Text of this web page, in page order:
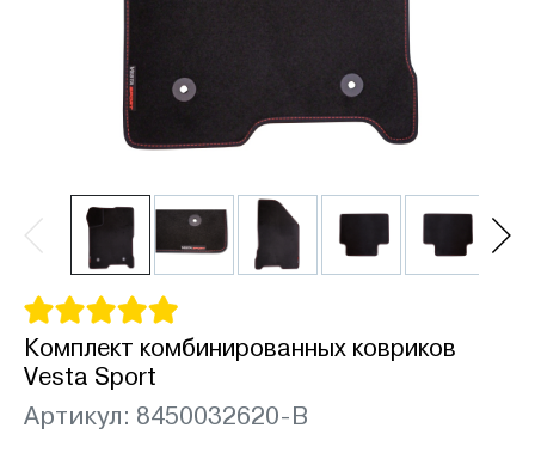
Комплект комбинированных ковриков
Vesta Sport
Артикул: 8450032620-B